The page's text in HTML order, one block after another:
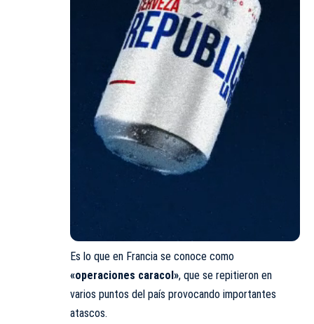
Es lo que en Francia se conoce como
«operaciones caracol», que se repitieron en
varios puntos del país provocando importantes
atascos.